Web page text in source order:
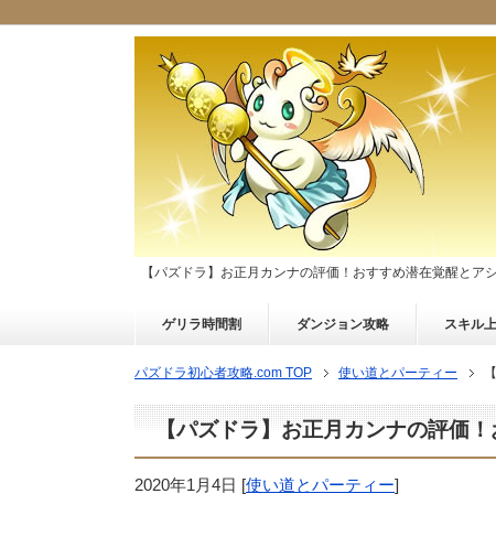
【パズドラ】お正月カンナの評価！おすすめ潜在覚醒とア
ゲリラ時間割 ダンジョン攻略 スキル
パズドラ初心者攻略.com TOP 使い道とパーティー
【パズドラ】お正月カンナの評価
2020年1月4日 [使い道とパーティー]